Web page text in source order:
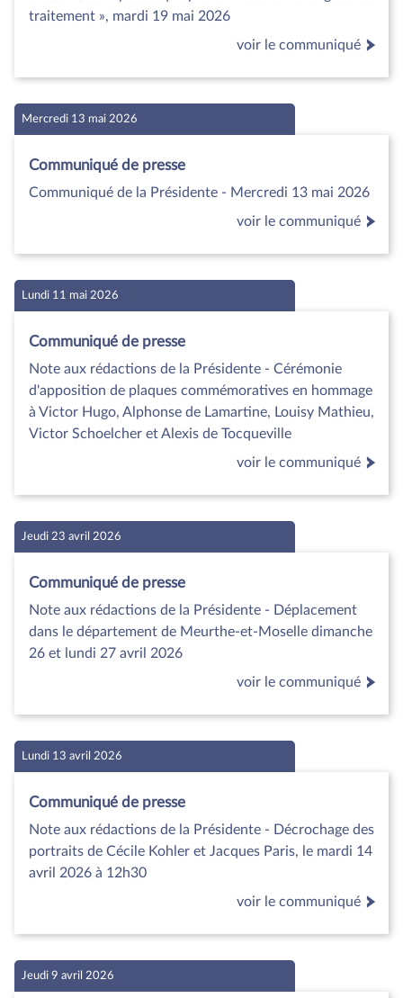
traitement », mardi 19 mai 2026
voir le communiqué
Mercredi 13 mai 2026
Communiqué de presse
Communiqué de la Présidente - Mercredi 13 mai 2026
voir le communiqué
Lundi 11 mai 2026
Communiqué de presse
Note aux rédactions de la Présidente - Cérémonie
d'apposition de plaques commémoratives en hommage
à Victor Hugo, Alphonse de Lamartine, Louisy Mathieu,
Victor Schoelcher et Alexis de Tocqueville
voir le communiqué
Jeudi 23 avril 2026
Communiqué de presse
Note aux rédactions de la Présidente - Déplacement
dans le département de Meurthe-et-Moselle dimanche
26 et lundi 27 avril 2026
voir le communiqué
Lundi 13 avril 2026
Communiqué de presse
Note aux rédactions de la Présidente - Décrochage des
portraits de Cécile Kohler et Jacques Paris, le mardi 14
avril 2026 à 12h30
voir le communiqué
Jeudi 9 avril 2026